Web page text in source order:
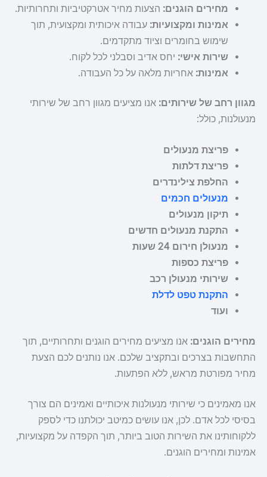
מחירים הוגנים: הצעות מחיר אטרקטיביות ותחרותיות.
אמינות ומקצועיות: עבודה איכותית ומקצועית, תוך
שימוש בחומרים וציוד מתקדמים.
שירות אישי: יחס אדיב וסבלני לכל לקוח.
אמינות: אחריות מלאה על כל העבודה.
מגוון רחב של שירותים: אנו מציעים מגוון רחב של שירותי
מנעולנות, כולל:
פריצת מנעולים
פריצת דלתות
החלפת צילינדרים
מנעולים חכמים
תיקון מנעולים
התקנת מנעולים חדשים
מנעולן חירום 24 שעות
פריצת כספות
שירותי מנעולן רכב
התקנת טפט לדלת
ועוד
מחירים הוגנים: אנו מציעים מחירים הוגנים ותחרותיים, תוך
התחשבות בצרכים ובתקציב שלכם. אנו נותנים לכם הצעת
מחיר מפורטת מראש, ללא הפתעות.
אנו מאמינים כי שירותי מנעולנות איכותיים ואמינים הם צורך
בסיסי לכל אדם. לכן, אנו עושים כמיטב יכולתנו כדי לספק
ללקוחותינו את השירות הטוב ביותר, תוך הקפדה על מקצועיות,
אמינות ומחירים הוגנים.